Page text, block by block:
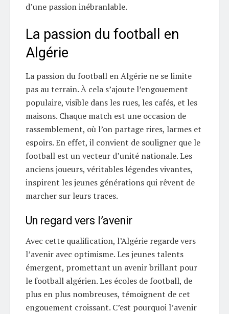
d’une passion inébranlable.
La passion du football en
Algérie
La passion du football en Algérie ne se limite
pas au terrain. À cela s’ajoute l’engouement
populaire, visible dans les rues, les cafés, et les
maisons. Chaque match est une occasion de
rassemblement, où l’on partage rires, larmes et
espoirs. En effet, il convient de souligner que le
football est un vecteur d’unité nationale. Les
anciens joueurs, véritables légendes vivantes,
inspirent les jeunes générations qui rêvent de
marcher sur leurs traces.
Un regard vers l’avenir
Avec cette qualification, l’Algérie regarde vers
l’avenir avec optimisme. Les jeunes talents
émergent, promettant un avenir brillant pour
le football algérien. Les écoles de football, de
plus en plus nombreuses, témoignent de cet
engouement croissant. C’est pourquoi l’avenir